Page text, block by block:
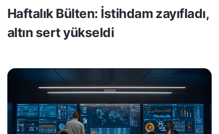
Haftalık Bülten: İstihdam zayıfladı,
altın sert yükseldi